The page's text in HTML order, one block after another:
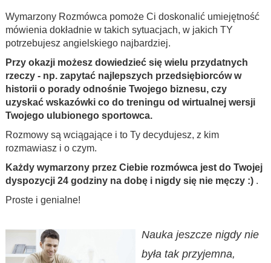
Wymarzony Rozmówca pomoże Ci doskonalić umiejętność
mówienia dokładnie w takich sytuacjach, w jakich TY
potrzebujesz angielskiego najbardziej.
Przy okazji możesz dowiedzieć się wielu przydatnych
rzeczy - np. zapytać najlepszych przedsiębiorców w
historii o porady odnośnie Twojego biznesu, czy
uzyskać wskazówki co do treningu od wirtualnej wersji
Twojego ulubionego sportowca.
Rozmowy są wciągające i to Ty decydujesz, z kim
rozmawiasz i o czym.
Każdy wymarzony przez Ciebie rozmówca jest do Twojej
dyspozycji 24 godziny na dobę i nigdy się nie męczy :) .
Proste i genialne!
Nauka jeszcze nigdy nie
była tak przyjemna,